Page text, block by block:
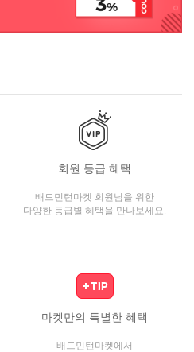
회원 등급 혜택
배드민턴마켓 회원님을 위한
다양한 등급별 혜택을 만나보세요!
마켓만의 특별한 혜택
배드민턴마켓에서